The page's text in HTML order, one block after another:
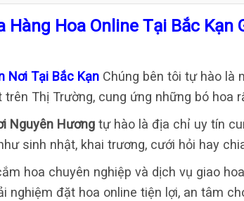
Hàng Hoa Online Tại Bắc Kạn
Nơi Tại Bắc Kạn Chúng bên tôi tự hào là
trên Thị Trường, cung ứng những bó hoa
Nguyên Hương tự hào là địa chỉ uy tín
sinh nhật, khai trương, cưới hỏi hay
hoa chuyên nghiệp và dịch vụ giao
nghiệm đặt hoa online tiện lợi, an tâm